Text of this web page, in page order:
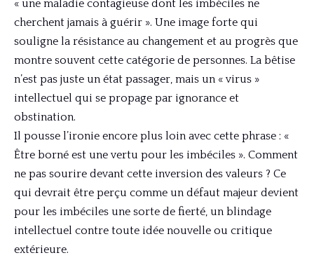
« une maladie contagieuse dont les imbéciles ne
cherchent jamais à guérir ». Une image forte qui
souligne la résistance au changement et au progrès que
montre souvent cette catégorie de personnes. La bêtise
n’est pas juste un état passager, mais un « virus »
intellectuel qui se propage par ignorance et
obstination.
Il pousse l’ironie encore plus loin avec cette phrase : «
Être borné est une vertu pour les imbéciles ». Comment
ne pas sourire devant cette inversion des valeurs ? Ce
qui devrait être perçu comme un défaut majeur devient
pour les imbéciles une sorte de fierté, un blindage
intellectuel contre toute idée nouvelle ou critique
extérieure.